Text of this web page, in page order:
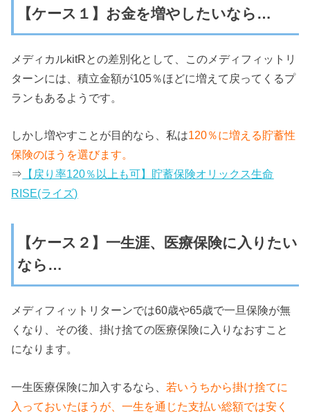
【ケース１】お金を増やしたいなら…
メディカルkitRとの差別化として、このメディフィットリ
ターンには、積立金額が105％ほどに増えて戻ってくるプ
ランもあるようです。
しかし増やすことが目的なら、私は120％に増える貯蓄性
保険のほうを選びます。
⇒ 【戻り率120％以上も可】貯蓄保険オリックス生命
RISE(ライズ)
【ケース２】一生涯、医療保険に入りたい
なら…
メディフィットリターンでは60歳や65歳で一旦保険が無
くなり、その後、掛け捨ての医療保険に入りなおすこと
になります。
一生医療保険に加入するなら、 若いうちから掛け捨てに
入っておいたほうが、一生を通じた支払い総額では安く